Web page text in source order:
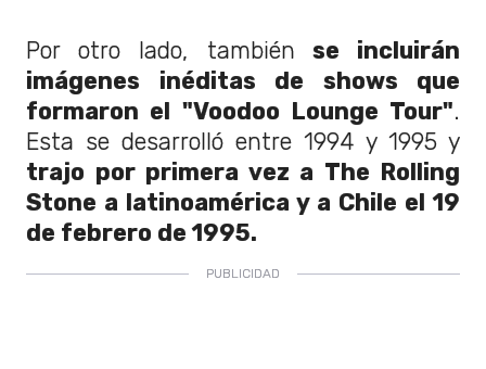
Por otro lado, también se incluirán
imágenes inéditas de shows que
formaron el "Voodoo Lounge Tour".
Esta se desarrolló entre 1994 y 1995 y
trajo por primera vez a The Rolling
Stone a latinoamérica y a Chile el 19
de febrero de 1995.